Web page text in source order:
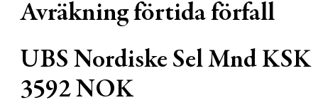
Avräkning förtida förfall
UBS Nordiske Sel Mnd KSK
3592 NOK